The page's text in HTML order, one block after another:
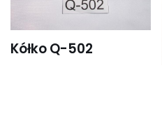
Kółko Q-502